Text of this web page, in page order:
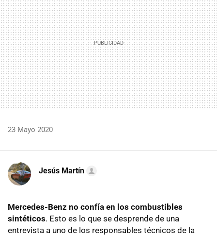
23 Mayo 2020
Jesús Martín
Mercedes-Benz no confía en los combustibles
sintéticos. Esto es lo que se desprende de una
entrevista a uno de los responsables técnicos de la